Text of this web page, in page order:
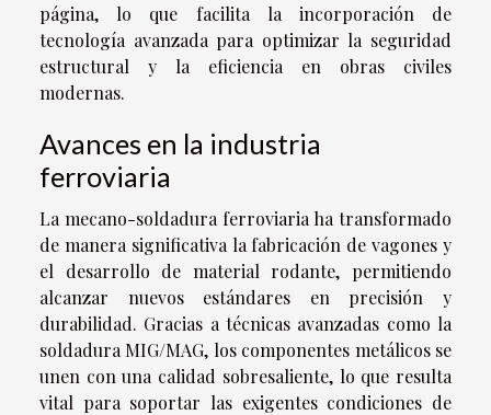
página, lo que facilita la incorporación de
tecnología avanzada para optimizar la seguridad
estructural y la eficiencia en obras civiles
modernas.
Avances en la industria
ferroviaria
La mecano-soldadura ferroviaria ha transformado
de manera significativa la fabricación de vagones y
el desarrollo de material rodante, permitiendo
alcanzar nuevos estándares en precisión y
durabilidad. Gracias a técnicas avanzadas como la
soldadura MIG/MAG, los componentes metálicos se
unen con una calidad sobresaliente, lo que resulta
vital para soportar las exigentes condiciones de